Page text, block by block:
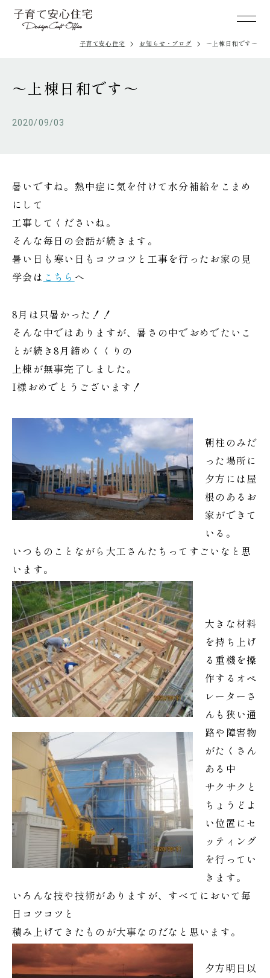
子育て安心住宅 お知らせ・ブログ ～上棟日和です～
～上棟日和です～
2020/09/03
暑いですね。熱中症に気を付けて水分補給をこまめ
にして
工事してくださいね。
そんな毎日の会話が続きます。
暑い日も寒い日もコツコツと工事を行ったお家の見
学会は こちら へ
8月は只暑かった！！
そんな中ではありますが、暑さの中でおめでたいこ
とが続き8月締めくくりの
上棟が無事完了しました。
I様おめでとうございます！
朝柱のみだ
った場所に
夕方には屋
根のあるお
家ができて
いる。
いつものことながら大工さんたちってすごいなと思
います。
大きな材料
を持ち上げ
る重機を操
作するオペ
レーターさ
んも狭い通
路や障害物
がたくさん
ある中
サクサクと
ちょうどよ
い位置にセ
ッティング
を行ってい
きます。
いろんな技や技術がありますが、すべてにおいて毎
日コツコツと
積み上げてきたものが大事なのだなと思います。
夕方明日以